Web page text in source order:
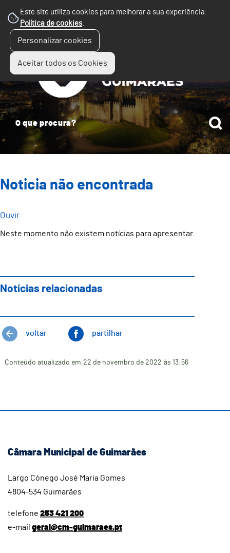
Este site utiliza cookies para melhorar a sua experiência.
Política de cookies.
Personalizar cookies
Aceitar todos os Cookies
Noticia não encontrada
Ouvir
Neste momento não existem notícias para apresentar.
Notícias relacionadas
voltar partilhar
Conteúdo atualizado em 22 de novembro de 2022 às 13:56
Câmara Municipal de Guimarães
Largo Cónego José Maria Gomes
4804-534 Guimarães
telefone 253 421 200
e-mail geral@cm-guimaraes.pt